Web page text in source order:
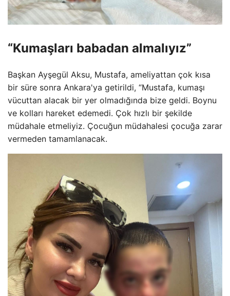
“Kumaşları babadan almalıyız”
Başkan Ayşegül Aksu, Mustafa, ameliyattan çok kısa
bir süre sonra Ankara'ya getirildi, “Mustafa, kumaşı
vücuttan alacak bir yer olmadığında bize geldi. Boynu
ve kolları hareket edemedi. Çok hızlı bir şekilde
müdahale etmeliyiz. Çocuğun müdahalesi çocuğa zarar
vermeden tamamlanacak.